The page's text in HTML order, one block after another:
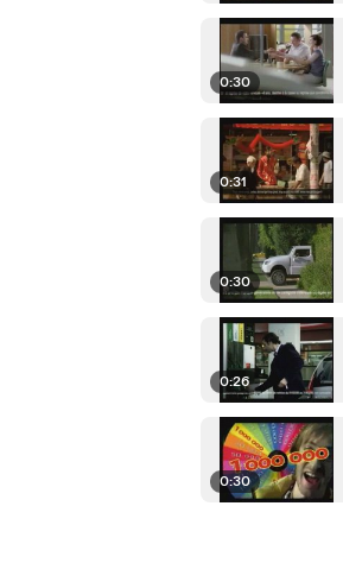
0:30
0:31
0:30
0:26
0:30